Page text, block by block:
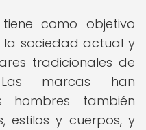
como objetivo
la sociedad actual y
tradicionales de
marcas han
hombres también
estilos y cuerpos, y